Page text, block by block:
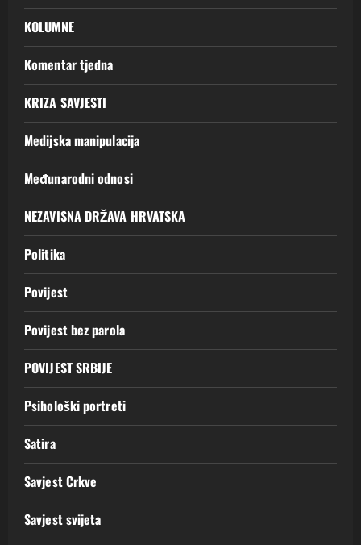
KOLUMNE
Komentar tjedna
KRIZA SAVJESTI
Medijska manipulacija
Međunarodni odnosi
NEZAVISNA DRŽAVA HRVATSKA
Politika
Povijest
Povijest bez parola
POVIJEST SRBIJE
Psihološki portreti
Satira
Savjest Crkve
Savjest svijeta